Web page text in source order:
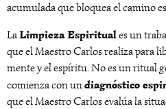
acumulada que bloquea el camino
LaLimpieza Espirituales un
que el Maestro Carlos realiza para
mente y el espíritu. No es un ritual
comienza con undiagnóstico
que el Maestro Carlos evalúa la